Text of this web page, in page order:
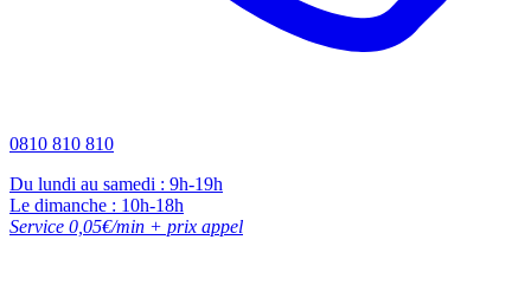
0810 810 810
Du lundi au samedi : 9h-19h
Le dimanche : 10h-18h
Service 0,05€/min + prix appel